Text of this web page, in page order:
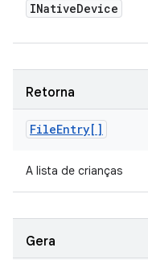
INativeDevice
Retorna
FileEntry[]
A lista de crianças
Gera